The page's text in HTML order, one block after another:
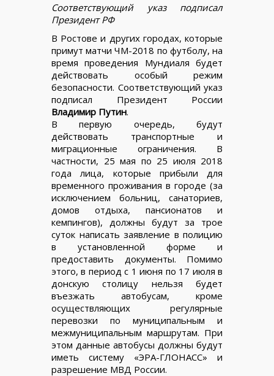
Соответствующий указ подписал
Президент РФ
В Ростове и других городах, которые
примут матчи ЧМ-2018 по футболу, на
время проведения Мундиаля будет
действовать особый режим
безопасности. Соответствующий указ
подписал Президент России
Владимир Путин.
В первую очередь, будут
действовать транспортные и
миграционные ограничения. В
частности, 25 мая по 25 июля 2018
года лица, которые прибыли для
временного проживания в городе (за
исключением больниц, санаториев,
домов отдыха, пансионатов и
кемпингов), должны будут за трое
суток написать заявление в полицию
в установленной форме и
предоставить документы. Помимо
этого, в период с 1 июня по 17 июля в
донскую столицу нельзя будет
въезжать автобусам, кроме
осуществляющих регулярные
перевозки по муниципальным и
межмуниципальным маршрутам. При
этом данные автобусы должны будут
иметь систему «ЭРА-ГЛОНАСС» и
разрешение МВД России.